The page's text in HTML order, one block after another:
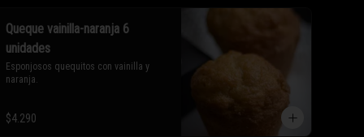
Queque vainilla-naranja 6
unidades
Esponjosos quequitos con vainilla y
naranja.
$4.290